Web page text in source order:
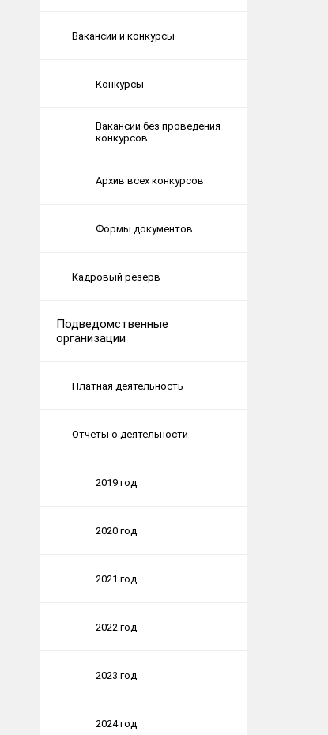
Вакансии и конкурсы
Конкурсы
Вакансии без проведения
конкурсов
Архив всех конкурсов
Формы документов
Кадровый резерв
Подведомственные
организации
Платная деятельность
Отчеты о деятельности
2019 год
2020 год
2021 год
2022 год
2023 год
2024 год